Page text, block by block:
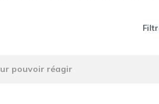
pouvoir réagir